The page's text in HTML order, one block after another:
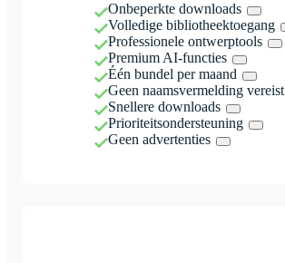
Onbeperkte downloads
Volledige bibliotheektoegang
Professionele ontwerptools
Premium AI-functies
Één bundel per maand
Geen naamsvermelding vereist
Snellere downloads
Prioriteitsondersteuning
Geen advertenties